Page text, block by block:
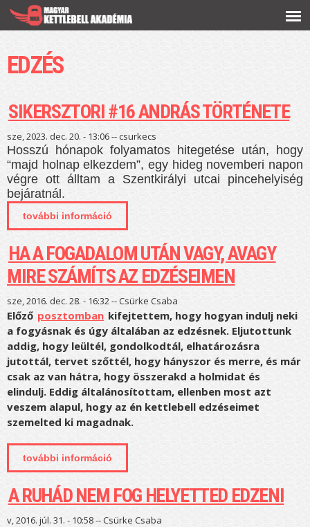
tartalomra
EDZÉS
SIKERSZTORI #16 ANDRÁS TÖRTÉNETE
sze, 2023. dec. 20. - 13:06 --csurkecs
Hosszú hónapok folyamatos hitegetése után, hogy
“majd holnap elkezdem”, egy hideg novemberi napon
végre ott álltam a Szentkirályi utcai pincehelyiség
bejáratnál.
további információ
tartalommal kapcsolatosan
HA A FOGADALOM UTÁN VAGY, AVAGY
MIRE SZÁMÍTS AZ EDZÉSEIMEN
sze, 2016. dec. 28. - 16:32 -- Csürke Csaba
Előző posztomban kifejtettem, hogy hogyan indulj neki
a fogyásnak és úgy általában az edzésnek. Eljutottunk
addig, hogy leültél, gondolkodtál, elhatározásra
jutottál, tervet szőttél, hogy hányszor és merre, és már
csak az van hátra, hogy összerakd a holmidat és
elindulj. Eddig általánosítottam, ellenben most azt
veszem alapul, hogy az én kettlebell edzéseimet
szemelted ki magadnak.
további információ
számíts az edzéseimen tartalommal
A RUHÁD NEM FOG HELYETTED EDZENI
v, 2016. júl. 31. - 10:58 --Csürke Csaba